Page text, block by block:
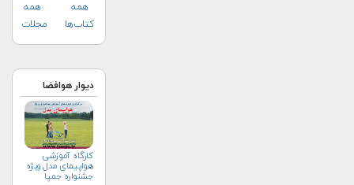
همه
کتاب‌ها
همه
مجلات
دیوار هوافضا
کارگاه آموزشی
هواپیمای مدل ویژه
جشنواره جمپا